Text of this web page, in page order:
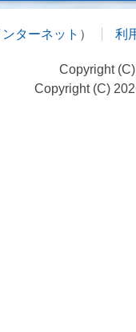
ターネット ） 利
Copyright
Copyright (C)